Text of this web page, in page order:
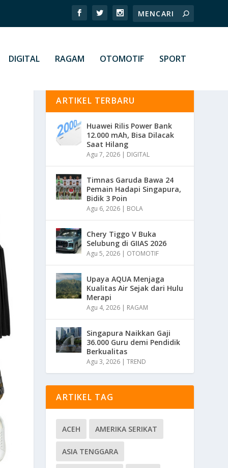
DIGITAL RAGAM OTOMOTIF SPORT
ARTIKEL TERBARU
Huawei Rilis Power Bank
12.000 mAh, Bisa Dilacak
Saat Hilang
Agu 7, 2026 | DIGITAL
Timnas Garuda Bawa 24
Pemain Hadapi Singapura,
Bidik 3 Poin
Agu 6, 2026 | BOLA
Chery Tiggo V Buka
Selubung di GIIAS 2026
Agu 5, 2026 | OTOMOTIF
Upaya AQUA Menjaga
Kualitas Air Sejak dari Hulu
Merapi
Agu 4, 2026 | RAGAM
Singapura Naikkan Gaji
36.000 Guru demi Pendidik
Berkualitas
Agu 3, 2026 |TREND
ARTIKEL TAG
ACEH AMERIKA SERIKAT
ASIA TENGGARA